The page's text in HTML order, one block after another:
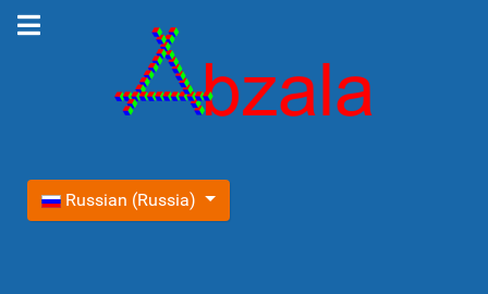
Выберите язык
Russian (Russia)